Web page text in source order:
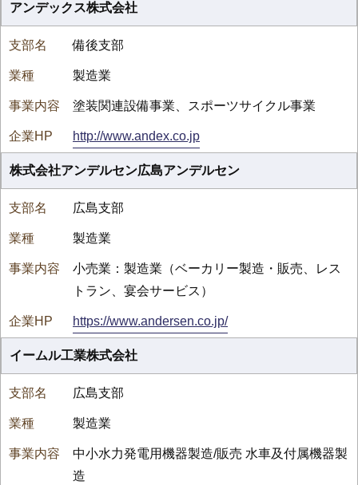
アンデックス株式会社
備後支部
製造業
塗装関連設備事業、スポーツサイクル事業
http://www.andex.co.jp
株式会社アンデルセン広島アンデルセン
広島支部
製造業
小売業：製造業（ベーカリー製造・販売、レス
トラン、宴会サービス）
https://www.andersen.co.jp/
イームル工業株式会社
広島支部
製造業
中小水力発電用機器製造/販売 水車及付属機器製
造